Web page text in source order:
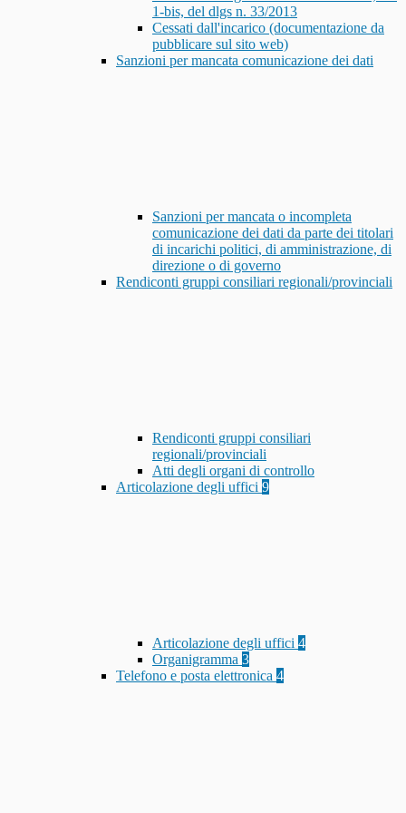
1-bis, del dlgs n. 33/2013
Cessati dall'incarico (documentazione da
pubblicare sul sito web)
Sanzioni per mancata comunicazione dei dati
Sanzioni per mancata o incompleta
comunicazione dei dati da parte dei titolari
di incarichi politici, di amministrazione, di
direzione o di governo
Rendiconti gruppi consiliari regionali/provinciali
Rendiconti gruppi consiliari
regionali/provinciali
Atti degli organi di controllo
Articolazione degli uffici 9
Articolazione degli uffici 4
Organigramma 3
Telefono e posta elettronica 4